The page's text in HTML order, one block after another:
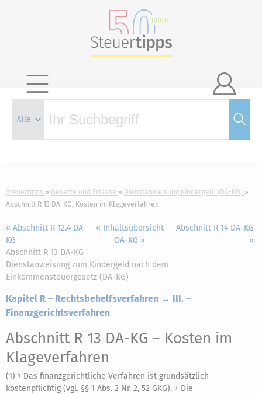

Steuertipps Gesetze und Erlasse
Dienstanweisung Kindergeld (DA-KG)
Abschnitt R 13 DA-KG, Kosten im Klageverfahren
« Abschnitt R 12.4 DA-
KG
« Inhaltsübersicht
DA-KG »
Abschnitt R 14 DA-KG
»
Abschnitt R 13 DA-KG
Dienstanweisung zum Kindergeld nach dem
Einkommensteuergesetz (DA-KG)
Kapitel R – Rechtsbehelfsverfahren → III. –
Finanzgerichtsverfahren
Abschnitt R 13 DA-KG – Kosten im
Klageverfahren
(1) 1 Das finanzgerichtliche Verfahren ist grundsätzlich
kostenpflichtig (vgl. §§ 1 Abs. 2 Nr. 2, 52 GKG). 2 Die